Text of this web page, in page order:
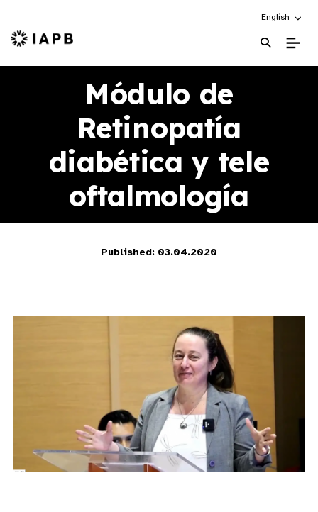
Choose an
English
IAPB Home Page
Módulo de
Retinopatía
diabética y tele
oftalmología
Published: 03.04.2020